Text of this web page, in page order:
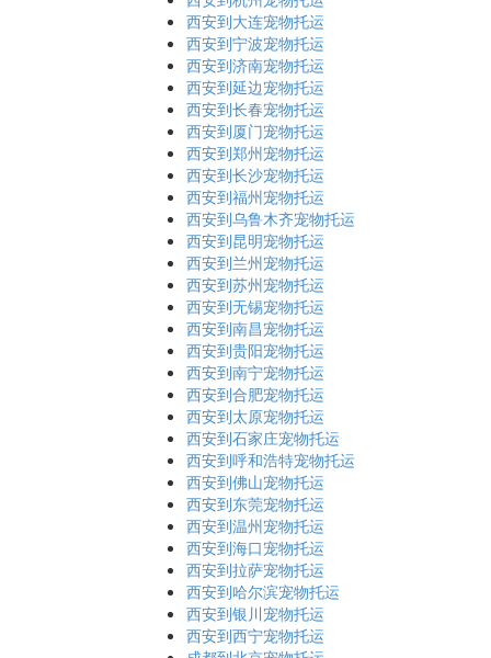
西安到大连宠物托运
西安到宁波宠物托运
西安到济南宠物托运
西安到延边宠物托运
西安到长春宠物托运
西安到厦门宠物托运
西安到郑州宠物托运
西安到长沙宠物托运
西安到福州宠物托运
西安到乌鲁木齐宠物托运
西安到昆明宠物托运
西安到兰州宠物托运
西安到苏州宠物托运
西安到无锡宠物托运
西安到南昌宠物托运
西安到贵阳宠物托运
西安到南宁宠物托运
西安到合肥宠物托运
西安到太原宠物托运
西安到石家庄宠物托运
西安到呼和浩特宠物托运
西安到佛山宠物托运
西安到东莞宠物托运
西安到温州宠物托运
西安到海口宠物托运
西安到拉萨宠物托运
西安到哈尔滨宠物托运
西安到银川宠物托运
西安到西宁宠物托运